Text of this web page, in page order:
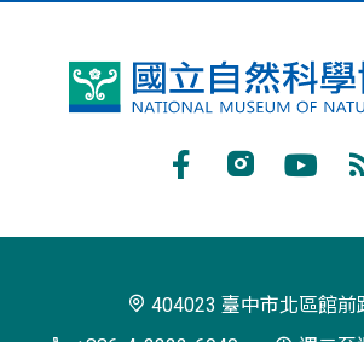
國
404023 臺中市北區館前